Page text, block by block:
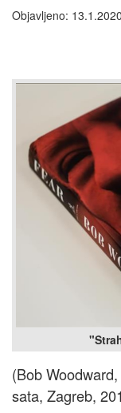
Objavljeno:
(Bob Woodward,
sata, Zagreb,